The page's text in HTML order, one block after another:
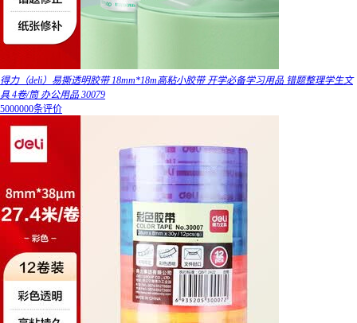
得力（deli）易撕透明胶带 18mm*18m高粘小胶带 开学必备学习用品 错题整理学生文
具 4卷/筒 办公用品 30079
5000000条评价